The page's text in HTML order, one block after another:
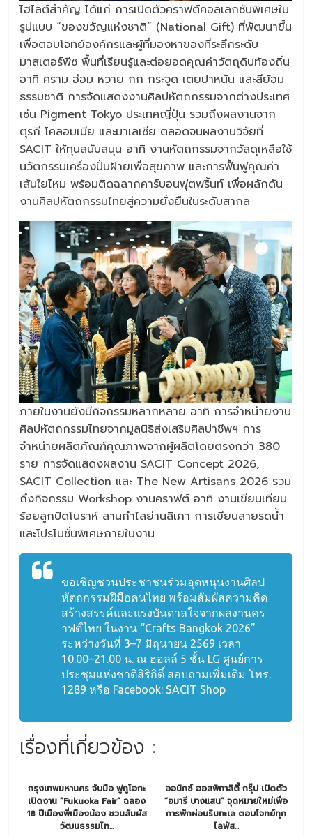
ไฮไลต์สำคัญ ได้แก่ การเปิดตัวคราฟต์คอลเลกชันพิเศษใน
รูปแบบ “ของขวัญแห่งชาติ” (National Gift) ที่พัฒนาขึ้น
เพื่อตอบโจทย์องค์กรและผู้ที่มองหาของที่ระลึกระดับ
มาสเตอร์พีซ พื้นที่เรียนรู้และต่อยอดคุณค่าวัตถุดิบท้องถิ่น
อาทิ คราม ฮ่อม หวาย กก กระจูด เตยปาหนัน และสีย้อม
ธรรมชาติ การจัดแสดงงานศิลปหัตถกรรมจากต่างประเทศ
เช่น Pigment Tokyo ประเทศญี่ปุ่น รวมถึงผลงานจาก
ตุรกี โคลอมเบีย และมาเลเซีย ตลอดจนผลงานวิจัยที่
SACIT ให้ทุนสนับสนุน อาทิ งานหัตถกรรมจากวัสดุเหลือใช้
นวัตกรรมเครื่องปั่นฝ้ายเพื่อสุขภาพ และการฟื้นฟูคุณค่า
เส้นใยไหม พร้อมติดฉลากคาร์บอนฟุตพริ้นท์ เพื่อผลักดัน
งานศิลปหัตถกรรมไทยสู่ความยั่งยืนในระดับสากล
ภายในงานยังมีกิจกรรมหลากหลาย อาทิ การจำหน่ายงาน
ศิลปหัตถกรรมไทยจากมูลนิธิส่งเสริมศิลปาชีพฯ การ
จำหน่ายผลิตภัณฑ์คุณภาพจากผู้ผลิตโดยตรงกว่า 380
ราย การจัดแสดงผลงาน SACIT Concept 2026,
SACIT Collection และ The New Artisans 2026 รวม
ถึงกิจกรรม Workshop งานคราฟต์ อาทิ งานเขียนเทียน
ร้อยลูกปัดโนราห์ สานกำไลย่านลิเภา การเขียนลายรดน้ำ
และโปรโมชั่นพิเศษภายในงาน
ขอเชิญชวนประชาชนร่วมอุดหนุนงานศิลป
หัตถกรรมฝีมือคนไทย พร้อมสัมผัสความคิด
สร้างสรรค์และแรงบันดาลใจจากผลงานคร
าฟต์ไทย ในงาน “Crafts Bangkok 2026”
ระหว่างวันที่ 3–7 มิถุนายน 2569 เวลา
10.00–21.00 น. ณ ฮอลล์ 5 ชั้น LG ศูนย์การ
ประชุมแห่งชาติสิริกิติ์ สอบถามเพิ่มเติม โทร.
1289 หรือ Facebook: SACIT Shop
เรื่องที่เกี่ยวข้อง :
กรุงเทพมหานคร จับมือ ฟูกูโอกะ
เปิดงาน “Fukuoka Fair” ฉลอง
18 ปีเมืองพี่เมืองน้อง ชวนสัมผัส
วัฒนธรรมไท...
ออนิกซ์ ฮอสพิทาลิตี้ กรุ๊ป เปิดตัว
“อมารี บางแสน” จุดหมายใหม่เพื่อ
การพักผ่อนริมทะเล ตอบโจทย์ทุก
ไลฟ์ส...